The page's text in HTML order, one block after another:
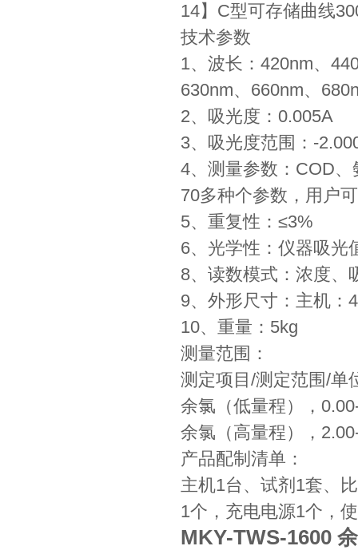
14】C型可存储曲线
技术参数
1、波长：420nm、
630nm、660nm、
2、吸光度：0.005A
3、吸光度范围：-
4、测量参数：COD
70多种个参数，用户
5、重复性：≤3%
6、光学性：仪器吸
8、读数模式：浓度
9、外形尺寸：主机
10、重量：5kg
测量范围：
测定项目/测定范围/
余氯（低量程），
余氯（高量程），
产品配制清单：
主机1台、试剂1套、
1个，充电电源1个，
MKY-TWS-1600